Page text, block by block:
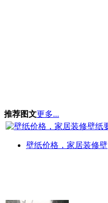
推荐图文更多...
壁纸价格，家居装修壁